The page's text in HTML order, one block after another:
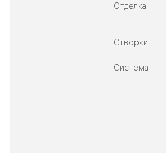
Отделка
Створки
Система